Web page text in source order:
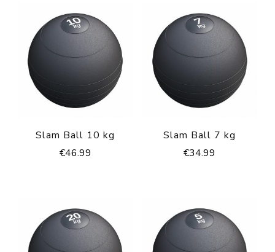
Slam Ball 10 kg
€46.99
Slam Ball 7 kg
€34.99